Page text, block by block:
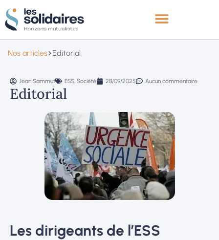
Nos articles Editorial
Jean Sammut ESS, Société 28/09/2025 Aucun commentaire
Editorial
Les dirigeants de l’ESS